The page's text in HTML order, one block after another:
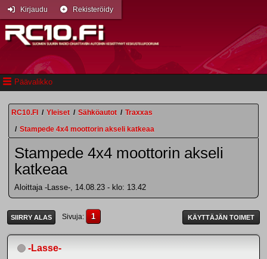
Päävalikko
Kirjaudu Rekisteröidy
RC10.FI / Yleiset / Sähköautot / Traxxas
/ Stampede 4x4 moottorin akseli katkeaa
Stampede 4x4 moottorin akseli
katkeaa
Aloittaja -Lasse-, 14.08.23 - klo: 13.42
SIIRRY ALAS Sivuja 1 KÄYTTÄJÄN TOIMET
-Lasse-